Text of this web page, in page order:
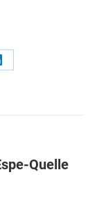
Quelle